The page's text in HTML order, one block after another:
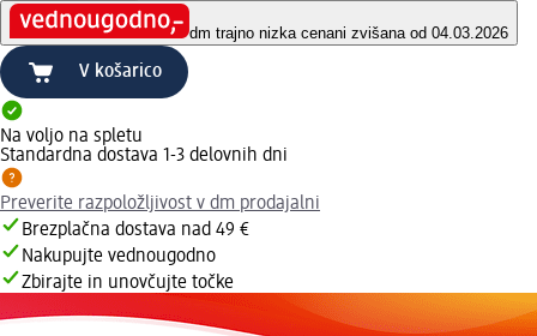
dm trajno nizka cenani zvišana od 04.03.2026
V košarico
Na voljo na spletu
Standardna dostava 1-3 delovnih dni
Preverite razpoložljivost v dm prodajalni
Brezplačna dostava nad 49 €
Nakupujte vednougodno
Zbirajte in unovčujte točke